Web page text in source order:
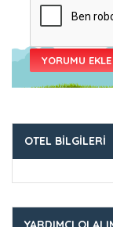
YORUMU EKLE
OTEL BILGILERI